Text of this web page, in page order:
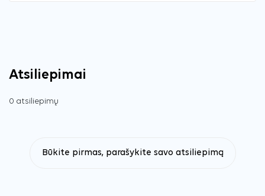
Atsiliepimai
0 atsiliepimų
Būkite pirmas, parašykite savo atsiliepimą